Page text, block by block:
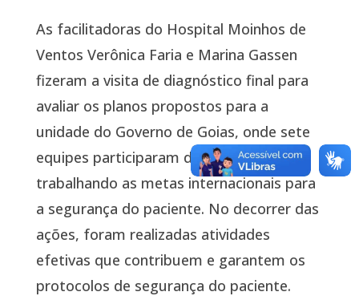
As facilitadoras do Hospital Moinhos de
Ventos Verônica Faria e Marina Gassen
fizeram a visita de diagnóstico final para
avaliar os planos propostos para a
unidade do Governo de Goias, onde sete
equipes participaram do projeto,
trabalhando as metas internacionais para
a segurança do paciente. No decorrer das
ações, foram realizadas atividades
efetivas que contribuem e garantem os
protocolos de segurança do paciente.